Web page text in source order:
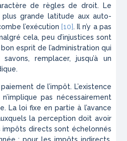
de règles de droit. Le
grande latitude aux auto­
l’exécution [10]. Il n’y a pas
cela, peu d’injus­tices sont
esprit de l’admi­nistration qui
remplacer, jusqu’à un
de l’impôt. L’existence
pas nécessairement
La loi fixe en partie à l’avance
la perception doit avoir
impôts directs sont échelonnés